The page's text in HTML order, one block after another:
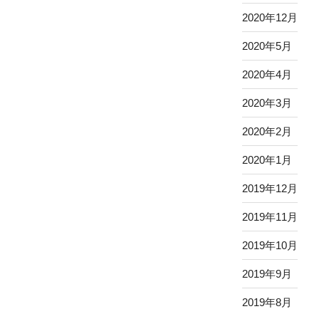
2020年12月
2020年5月
2020年4月
2020年3月
2020年2月
2020年1月
2019年12月
2019年11月
2019年10月
2019年9月
2019年8月